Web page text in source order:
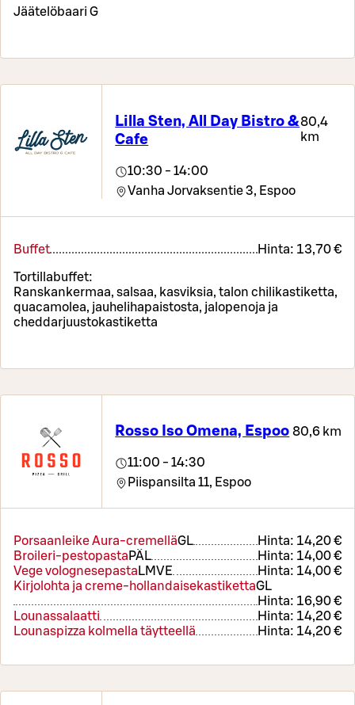
Jäätelöbaari G
Lilla Sten, All Day Bistro &
Cafe
80,4
km
10:30 - 14:00
Vanha Jorvaksentie 3, Espoo
Buffet Hinta: 13,70 €
Tortillabuffet:
Ranskankermaa, salsaa, kasviksia, talon chilikastiketta,
quacamolea, jauhelihapaistosta, jalopenoja ja
cheddarjuustokastiketta
Rosso Iso Omena, Espoo 80,6 km
11:00 - 14:30
Piispansilta 11, Espoo
Porsaanleike Aura-cremelläGL Hinta: 14,20 €
Broileri-pestopasta PÄ L Hinta: 14,00 €
Vege volognesepasta LMVE Hinta: 14,00 €
Kirjolohta ja creme-hollandaisekastikettaGL
Hinta: 16,90 €
Lounassalaatti
Hinta: 14,20 €
Lounaspizza kolmella täytteellä
Hinta: 14,20 €